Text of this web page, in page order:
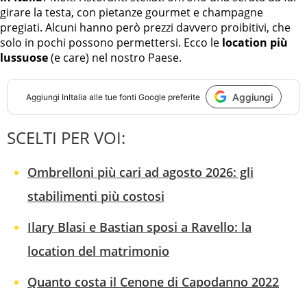
girare la testa, con pietanze gourmet e champagne
pregiati. Alcuni hanno però prezzi davvero proibitivi, che
solo in pochi possono permettersi. Ecco le location più
lussuose(e care) nel nostro Paese.
Aggiungi InItalia alle tue fonti Google preferite Aggiungi
SCELTI PER VOI:
Ombrelloni più cari ad agosto 2026: gli
stabilimenti più costosi
Ilary Blasi e Bastian sposi a Ravello: la
location del matrimonio
Quanto costa il Cenone di Capodanno 2022